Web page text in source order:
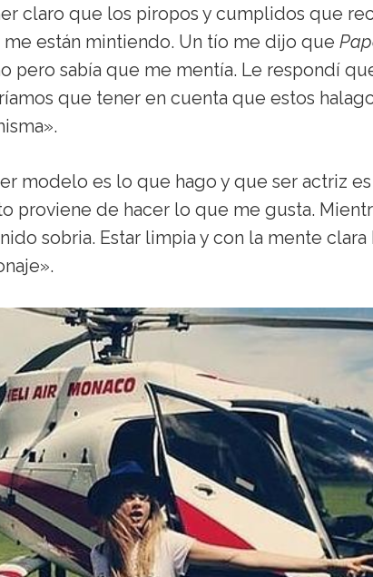
claro que los piropos y cumplidos que
están mintiendo. Un tío me dijo que
pero sabía que me mentía. Le respondí
que tener en cuenta que estos
modelo es lo que hago y que ser actriz
proviene de hacer lo que me gusta.
sobria. Estar limpia y con la mente clara